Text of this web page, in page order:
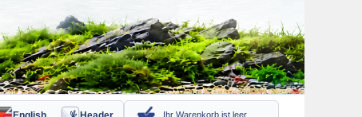
Ihr Warenkorb ist leer.